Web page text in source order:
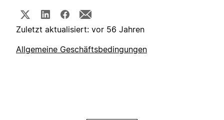
Zuletzt aktualisiert: vor 56 Jahren
Allgemeine Geschäftsbedingungen